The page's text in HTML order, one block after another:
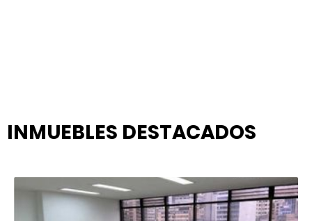
INMUEBLES DESTACADOS